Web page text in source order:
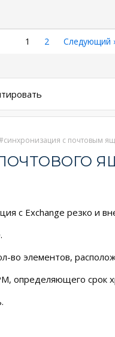
Текущая
1 Страница
2
Следующая
Следующий ›
синхронизация с почтовым
с Exchange резко и
элементов,
определяющего срок